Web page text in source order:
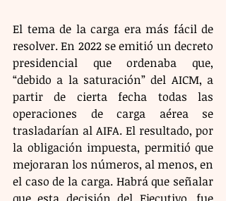
El tema de la carga era más fácil de
resolver. En 2022 se emitió un decreto
presidencial que ordenaba que,
“debido a la saturación” del AICM, a
partir de cierta fecha todas las
operaciones de carga aérea se
trasladarían al AIFA. El resultado, por
la obligación impuesta, permitió que
mejoraran los números, al menos, en
el caso de la carga. Habrá que señalar